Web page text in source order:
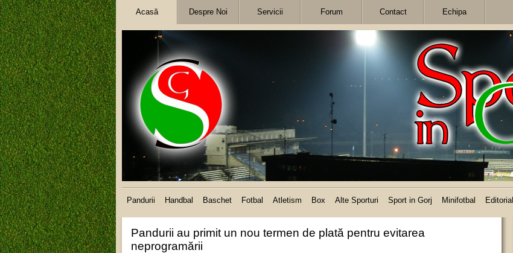
Acasă Despre Noi Servicii Forum Contact Echipa
Pandurii Handbal Baschet Fotbal Atletism Box Alte Sporturi Sport in Gorj Minifotbal Editorial
Pandurii au primit un nou termen de plată pentru evitarea
neprogramării